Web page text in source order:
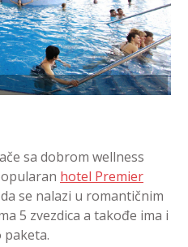
sa dobrom wellness
hotel Premier
se nalazi u romantičnim
5 zvezdica a takođe ima i